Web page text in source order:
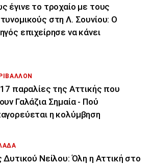
έγινε το τροχαίο με τους
στη Λ. Σουνίου: Ο
επιχείρησε να κάνει
17 παραλίες της Αττικής που
Γαλάζια Σημαία - Πού
η κολύμβηση
Δυτικού Νείλου: Όλη η Αττική στο